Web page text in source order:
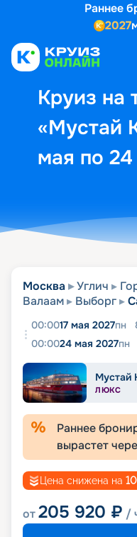
Раннее
2027
Круиз на
«Мустай
мая по
Москва Углич
Валаам
Выборг
00:0017 мая 2027пн
00:0024 мая 2027пн
Мустай
ЛЮКС
Раннее
вырастет
Цена снижена на 10
от205 920 ₽ /